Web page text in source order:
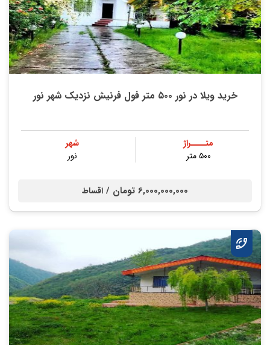
خرید ویلا در نور ۵۰۰ متر فول فرنیش نزدیک شهر نور
متــــراژ
۵۰۰ متر
شهر
نور
6,000,000,000 تومان / اقساط